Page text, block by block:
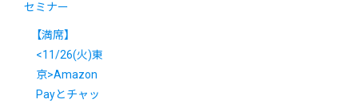
セミナー
【満席】
<11/26(火)東
京>Amazon
Payとチャッ